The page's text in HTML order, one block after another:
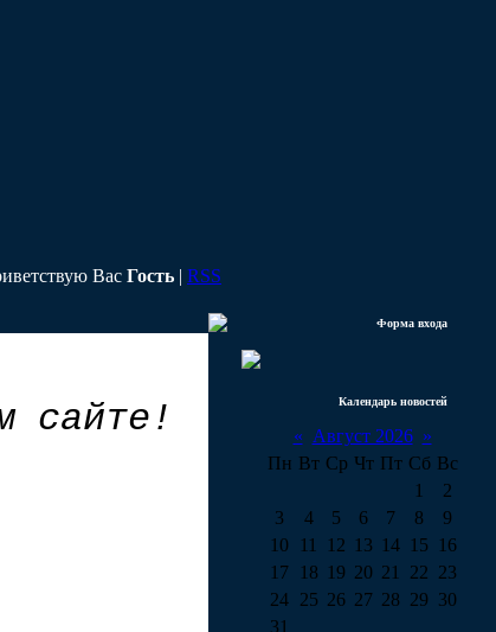
Вас Гость | RSS
сайте!
Форма входа
Календарь новостей
« Август 2026 »
Пн Вт Ср Чт Пт Сб Вс
1
2
3
4 5 6 7 8
9
10
11 12 13 14 15
16
17
18 19 20 21 22 23
24 25 26 27 28 29 30
31